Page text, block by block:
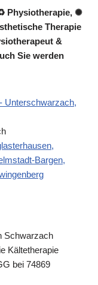
Physiotherapie, ✺
Therapie
&
Sie werden